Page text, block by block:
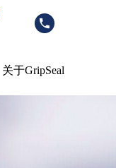
关于GripSeal